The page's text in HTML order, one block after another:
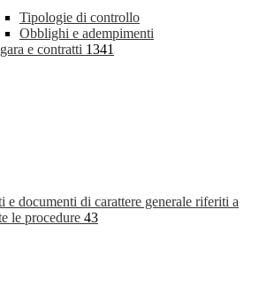
Tipologie di controllo
Obblighi e adempimenti
e contratti 1341
e documenti di carattere generale riferiti a
le procedure 43